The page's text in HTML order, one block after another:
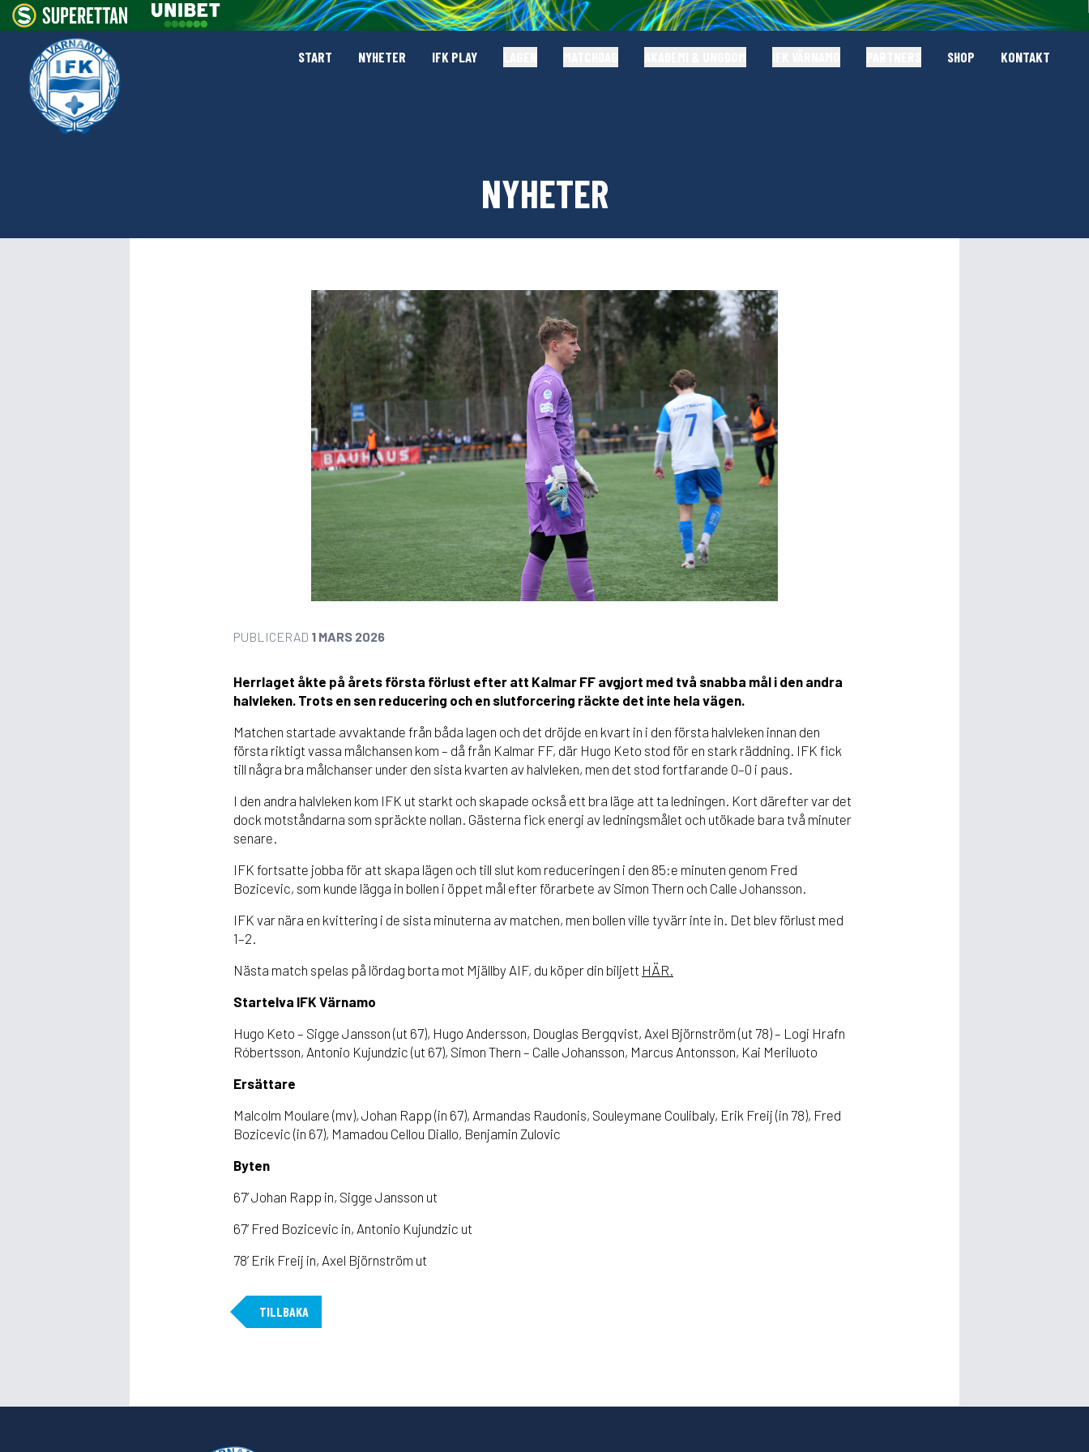
START NYHETER IFK PLAY SHOP KONTAKT
NYHETER
PUBLICERAD 1 MARS 2026
Herrlaget åkte på årets första förlust efter att Kalmar FF avgjort med två snabba mål i den andra
halvleken. Trots en sen reducering och en slutforcering räckte det inte hela vägen.
Matchen startade avvaktande från båda lagen och det dröjde en kvart in i den första halvleken innan den
första riktigt vassa målchansen kom – då från Kalmar FF, där Hugo Keto stod för en stark räddning. IFK fick
till några bra målchanser under den sista kvarten av halvleken, men det stod fortfarande 0–0 i paus.
I den andra halvleken kom IFK ut starkt och skapade också ett bra läge att ta ledningen. Kort därefter var det
dock motståndarna som spräckte nollan. Gästerna fick energi av ledningsmålet och utökade bara två minuter
senare.
IFK fortsatte jobba för att skapa lägen och till slut kom reduceringen i den 85:e minuten genom Fred
Bozicevic, som kunde lägga in bollen i öppet mål efter förarbete av Simon Thern och Calle Johansson.
IFK var nära en kvittering i de sista minuterna av matchen, men bollen ville tyvärr inte in. Det blev förlust med
1–2.
Nästa match spelas på lördag borta mot Mjällby AIF, du köper din biljett HÄR.
Startelva IFK Värnamo
Hugo Keto – Sigge Jansson (ut 67), Hugo Andersson, Douglas Bergqvist, Axel Björnström (ut 78) – Logi Hrafn
Róbertsson, Antonio Kujundzic (ut 67), Simon Thern – Calle Johansson, Marcus Antonsson, Kai Meriluoto
Ersättare
Malcolm Moulare (mv), Johan Rapp (in 67), Armandas Raudonis, Souleymane Coulibaly, Erik Freij (in 78), Fred
Bozicevic (in 67), Mamadou Cellou Diallo, Benjamin Zulovic
Byten
67’ Johan Rapp in, Sigge Jansson ut
67’ Fred Bozicevic in, Antonio Kujundzic ut
78’ Erik Freij in, Axel Björnström ut
TILLBAKA